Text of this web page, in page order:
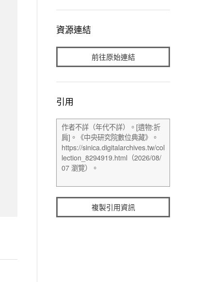
資源連結
前往原始連結
引用
複製引用資訊